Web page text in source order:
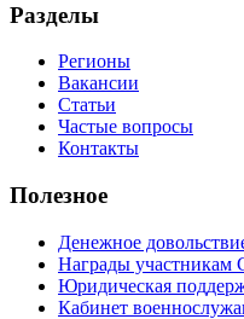
Разделы
Регионы
Вакансии
Статьи
Частые вопросы
Контакты
Полезное
Денежное
Награды участникам
Юридическая
Кабинет